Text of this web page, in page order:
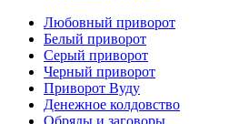
Любовный приворот
Белый приворот
Серый приворот
Черный приворот
Приворот Вуду
Денежное колдовство
Обряды и заговоры